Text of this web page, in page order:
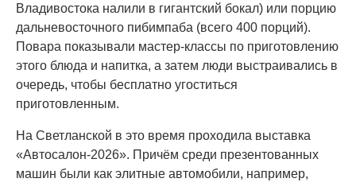
Владивостока налили в гигантский бокал) или порцию
дальневосточного пибимпаба (всего 400 порций).
Повара показывали мастер-классы по приготовлению
этого блюда и напитка, а затем люди выстраивались в
очередь, чтобы бесплатно угоститься
приготовленным.
На Светланской в это время проходила выставка
«Автосалон-2026». Причём среди презентованных
машин были как элитные автомобили, например,